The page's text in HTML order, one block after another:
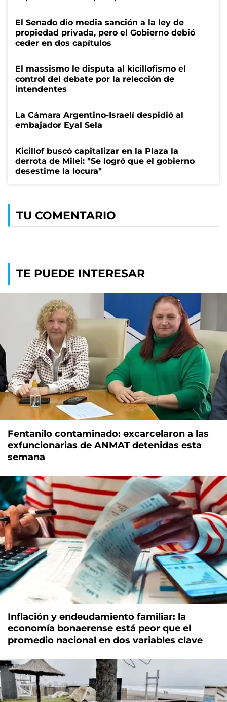
El Senado dio media sanción a la ley de
propiedad privada, pero el Gobierno debió
ceder en dos capítulos
El massismo le disputa al kicillofismo el
control del debate por la relección de
intendentes
La Cámara Argentino-Israelí despidió al
embajador Eyal Sela
Kicillof buscó capitalizar en la Plaza la
derrota de Milei: "Se logró que el gobierno
desestime la locura"
TU COMENTARIO
TE PUEDE INTERESAR
Fentanilo contaminado: excarcelaron a las
exfuncionarias de ANMAT detenidas esta
semana
Inflación y endeudamiento familiar: la
economía bonaerense está peor que el
promedio nacional en dos variables clave